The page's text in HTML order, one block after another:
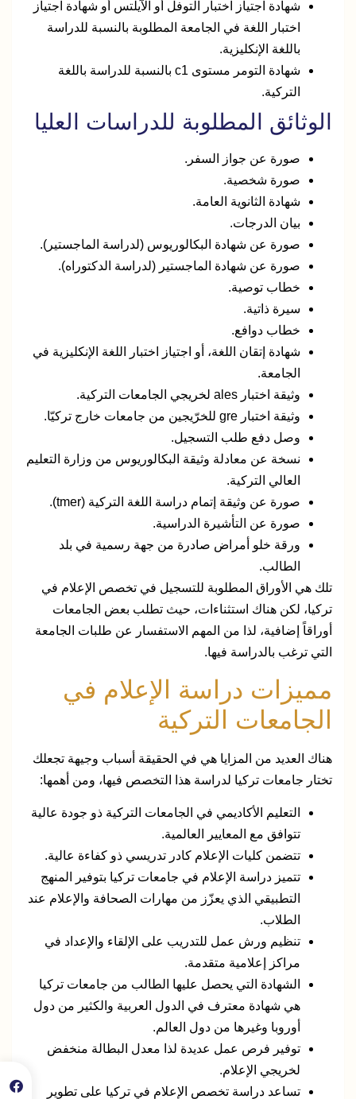
شهادة اجتياز اختبار التوفل أو الآيلتس أو شهادة اجتياز
اختبار اللغة في الجامعة المطلوبة بالنسبة للدراسة
باللغة الإنكليزية.
شهادة التومر مستوى c1 بالنسبة للدراسة باللغة
التركية.
الوثائق المطلوبة للدراسات العليا
صورة عن جواز السفر.
صورة شخصية.
شهادة الثانوية العامة.
بيان الدرجات.
صورة عن شهادة البكالوريوس (لدراسة الماجستير).
صورة عن شهادة الماجستير (لدراسة الدكتوراه).
خطاب توصية.
سيرة ذاتية.
خطاب دوافع.
شهادة إتقان اللغة، أو اجتياز اختبار اللغة الإنكليزية في
الجامعة.
وثيقة اختبار ales لخريجي الجامعات التركية.
وثيقة اختبار gre للخرّيجين من جامعات خارج تركيّا.
وصل دفع طلب التسجيل.
نسخة عن معادلة وثيقة البكالوريوس من وزارة التعليم
العالي التركية.
صورة عن وثيقة إتمام دراسة اللغة التركية (tmer).
صورة عن التأشيرة الدراسية.
ورقة خلو أمراض صادرة من جهة رسمية في بلد
الطالب.
تلك هي الأوراق المطلوبة للتسجيل في تخصص الإعلام في
تركيا، لكن هناك استثناءات، حيث تطلب بعض الجامعات
أوراقاً إضافية، لذا من المهم الاستفسار عن طلبات الجامعة
التي ترغب بالدراسة فيها.
مميزات دراسة الإعلام في
الجامعات التركية
هناك العديد من المزايا هي في الحقيقة أسباب وجيهة تجعلك
تختار جامعات تركيا لدراسة هذا التخصص فيها، ومن أهمها:
التعليم الأكاديمي في الجامعات التركية ذو جودة عالية
تتوافق مع المعايير العالمية.
تتضمن كليات الإعلام كادر تدريسي ذو كفاءة عالية.
تتميز دراسة الإعلام في جامعات تركيا بتوفير المنهج
التطبيقي الذي يعزّز من مهارات الصحافة والإعلام عند
الطلاب.
تنظيم ورش عمل للتدريب على الإلقاء والإعداد في
مراكز إعلامية متقدمة.
الشهادة التي يحصل عليها الطالب من جامعات تركيا
هي شهادة معترف في الدول العربية والكثير من دول
أوروبا وغيرها من دول العالم.
توفير فرص عمل عديدة لذا معدل البطالة منخفض
لخريجي الإعلام.
تساعد دراسة تخصص الإعلام في تركيا على تطوير